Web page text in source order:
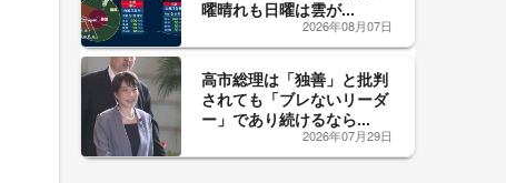
曜晴れも日曜は雲が...
2026年08月07日
高市総理は「独善」と批判
されても「ブレないリーダ
ー」であり続けるなら...
2026年07月29日